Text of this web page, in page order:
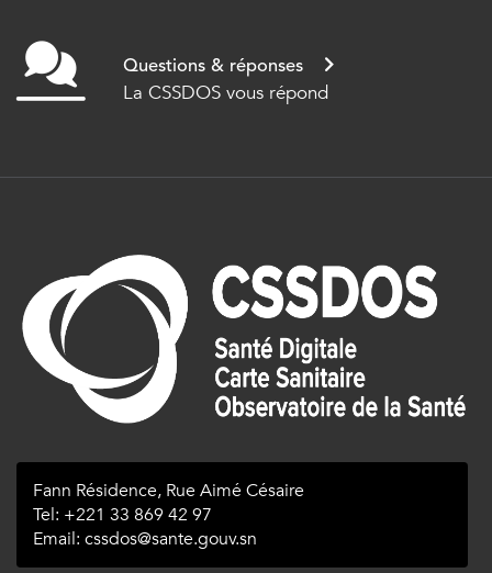
Questions & réponses
La CSSDOS vous répond
Fann Résidence, Rue Aimé Césaire
Tel: +221 33 869 42 97
Email: cssdos@sante.gouv.sn